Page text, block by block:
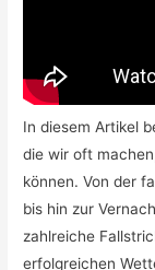
In diesem Artikel
die wir oft
können. Von der
bis hin zur
zahlreiche
erfolgreichen